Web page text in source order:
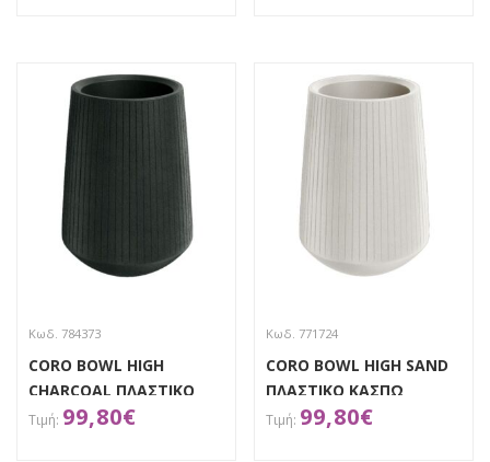
Κωδ. 784373
CORO BOWL HIGH
CHARCOAL ΠΛΑΣΤΙΚΟ
ΚΑΣΠΩ Φ38Χ53ΕΚ
99,80€
Κωδ. 771724
CORO BOWL HIGH SAND
ΠΛΑΣΤΙΚΟ ΚΑΣΠΩ
Φ38Χ54ΕΚ
99,80€